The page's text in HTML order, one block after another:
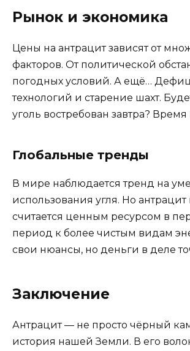
Рынок и экономика
Цены на антрацит зависят от
факторов. От политической
погодных условий. А ещё…
технологий и старение шахт.
уголь востребован завтра? Время
Глобальные тренды
В мире наблюдается тренд на
использования угля. Но
считается ценным ресурсом в
период к более чистым видам
свои нюансы, но деньги в деле
Заключение
Антрацит — не просто чёрный
история нашей Земли. В его